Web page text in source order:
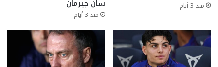
منذ 3 أيام سان جيرمان
منذ 3 أيام